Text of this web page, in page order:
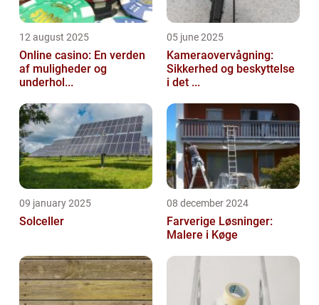
12 august 2025
Online casino: En verden
af muligheder og
underhol...
05 june 2025
Kameraovervågning:
Sikkerhed og beskyttelse
i det ...
09 january 2025
Solceller
08 december 2024
Farverige Løsninger:
Malere i Køge